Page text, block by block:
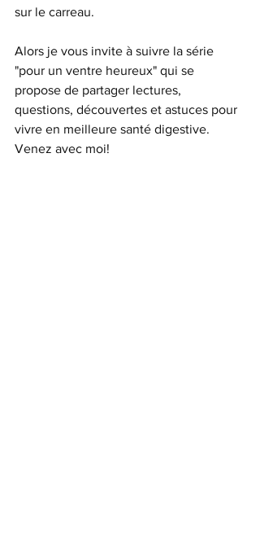
sur le carreau.
Alors je vous invite à suivre la série
"pour un ventre heureux" qui se
propose de partager lectures,
questions, découvertes et astuces pour
vivre en meilleure santé digestive.
Venez avec moi!